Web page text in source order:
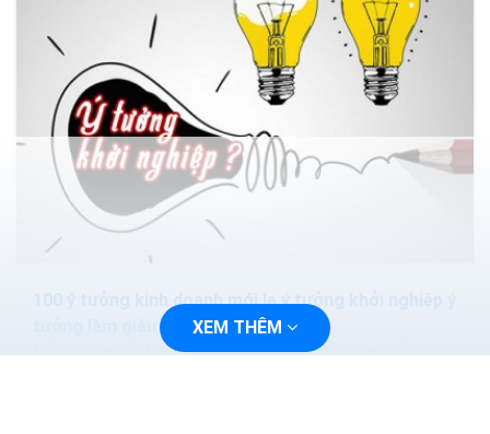
100 ý tưởng kinh doanh mới lạ ý tưởng khởi nghiệp ý
Nếu bạn muốn làm chủ cuộc sống của mình, muốn tự do
XEM THÊM